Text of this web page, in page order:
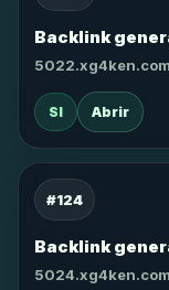
Backlink
5022.xg4ken.com
SI Abrir
#124
Backlink
5024.xg4ken.com